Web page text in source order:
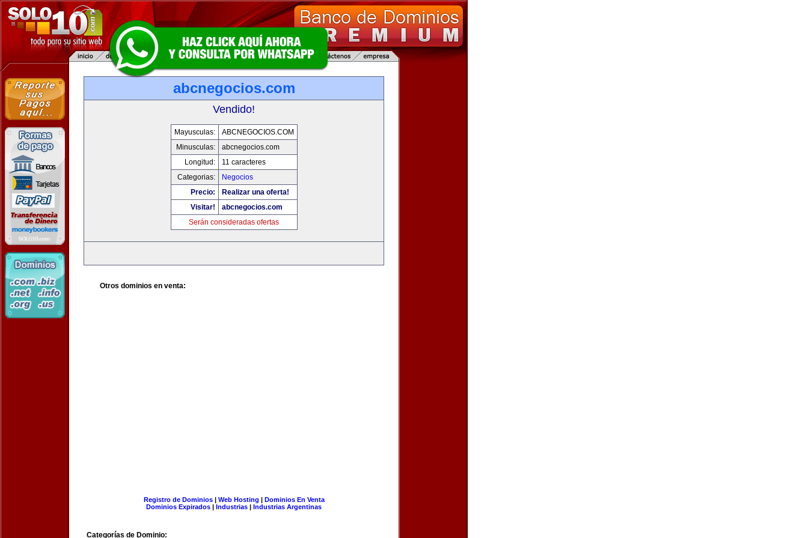
abcnegocios.com
Vendido!
Mayusculas:
ABCNEGOCIOS.COM
Minusculas:
abcnegocios.com
Longitud:
11 caracteres
Categorias:
Negocios
Precio:
Realizar una oferta!
Visitar!
abcnegocios.com
Serán consideradas ofertas
Otros dominios en venta:
Registro de Dominios| Web Hosting | Dominios En Venta
Dominios Expirados | Industrias | Industrias Argentinas
Categorías de Dominio: